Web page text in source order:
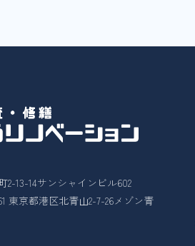
2-13-14サンシャインビル602
東京都港区北青山2-7-26メゾン青